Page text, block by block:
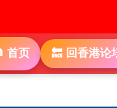
首页 🔙 回香港论